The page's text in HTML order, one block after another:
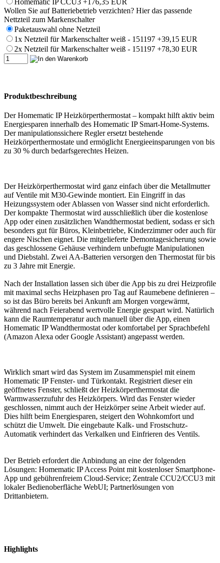
Wollen Sie auf Batteriebetrieb verzichten? Hier das passende
Nettzteil zum Markenschalter
Paketauswahl ohne Netzteil
1x Netzteil für Markenschalter weiß - 151197 +39,15 EUR
2x Netzteil für Markenschalter weiß - 151197 +78,30 EUR
Produktbeschreibung
Der Homematic IP Heizkörperthermostat – kompakt hilft aktiv beim
Energiesparen innerhalb des Homematic IP Smart-Home-Systems.
Der manipulationssichere Regler ersetzt bestehende
Heizkörperthermostate und ermöglicht Energieeinsparungen von bis
zu 30 % durch bedarfsgerechtes Heizen.
Der Heizkörperthermostat wird ganz einfach über die Metallmutter
auf Ventile mit M30-Gewinde montiert. Ein Eingriff in das
Heizungssystem oder Ablassen von Wasser sind nicht erforderlich.
Der kompakte Thermostat wird ausschließlich über die kostenlose
App oder einen zusätzlichen Wandthermostat bedient, sodass er sich
besonders gut für Büros, Kleinbetriebe, Kinderzimmer oder auch für
engere Nischen eignet. Die mitgelieferte Demontagesicherung sowie
das geschlossene Gehäuse verhindern unbefugte Manipulationen
und Diebstahl. Zwei AA-Batterien versorgen den Thermostat für bis
zu 3 Jahre mit Energie.
Nach der Installation lassen sich über die App bis zu drei Heizprofile
mit maximal sechs Heizphasen pro Tag auf Raumebene definieren –
so ist das Büro bereits bei Ankunft am Morgen vorgewärmt,
während nach Feierabend wertvolle Energie gespart wird. Natürlich
kann die Raumtemperatur auch manuell über die App, einen
Homematic IP Wandthermostat oder komfortabel per Sprachbefehl
(Amazon Alexa oder Google Assistant) angepasst werden.
Wirklich smart wird das System im Zusammenspiel mit einem
Homematic IP Fenster- und Türkontakt. Registriert dieser ein
geöffnetes Fenster, schließt der Heizkörperthermostat die
Warmwasserzufuhr des Heizkörpers. Wird das Fenster wieder
geschlossen, nimmt auch der Heizkörper seine Arbeit wieder auf.
Dies hilft beim Energiesparen, steigert den Wohnkomfort und
schützt die Umwelt. Die eingebaute Kalk- und Frostschutz-
Automatik verhindert das Verkalken und Einfrieren des Ventils.
Der Betrieb erfordert die Anbindung an eine der folgenden
Lösungen: Homematic IP Access Point mit kostenloser Smartphone-
App und gebührenfreiem Cloud-Service; Zentrale CCU2/CCU3 mit
lokaler Bedienoberfläche WebUI; Partnerlösungen von
Drittanbietern.
Highlights